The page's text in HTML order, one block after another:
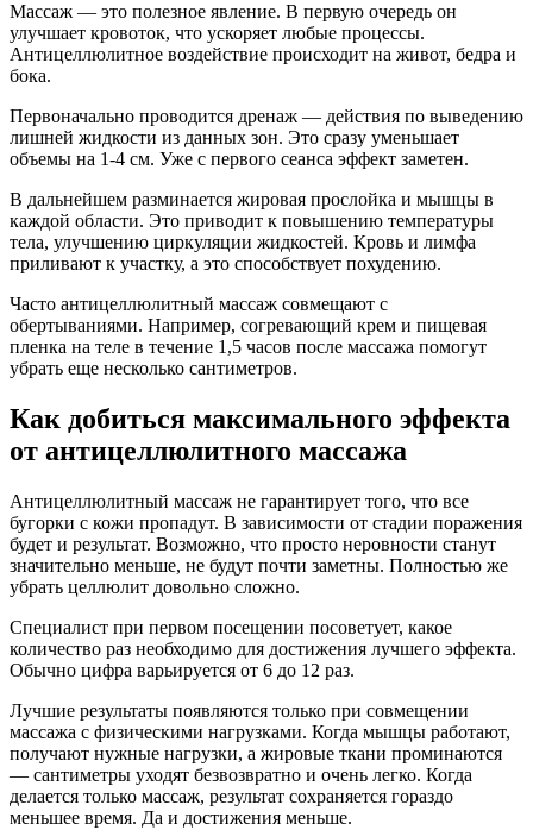
Массаж — это полезное явление. В первую очередь он
улучшает кровоток, что ускоряет любые процессы.
Антицеллюлитное воздействие происходит на живот, бедра и
бока.
Первоначально проводится дренаж — действия по выведению
лишней жидкости из данных зон. Это сразу уменьшает
объемы на 1-4 см. Уже с первого сеанса эффект заметен.
В дальнейшем разминается жировая прослойка и мышцы в
каждой области. Это приводит к повышению температуры
тела, улучшению циркуляции жидкостей. Кровь и лимфа
приливают к участку, а это способствует похудению.
Часто антицеллюлитный массаж совмещают с
обертываниями. Например, согревающий крем и пищевая
пленка на теле в течение 1,5 часов после массажа помогут
убрать еще несколько сантиметров.
Как добиться максимального эффекта
от антицеллюлитного массажа
Антицеллюлитный массаж не гарантирует того, что все
бугорки с кожи пропадут. В зависимости от стадии поражения
будет и результат. Возможно, что просто неровности станут
значительно меньше, не будут почти заметны. Полностью же
убрать целлюлит довольно сложно.
Специалист при первом посещении посоветует, какое
количество раз необходимо для достижения лучшего эффекта.
Обычно цифра варьируется от 6 до 12 раз.
Лучшие результаты появляются только при совмещении
массажа с физическими нагрузками. Когда мышцы работают,
получают нужные нагрузки, а жировые ткани проминаются
— сантиметры уходят безвозвратно и очень легко. Когда
делается только массаж, результат сохраняется гораздо
меньшее время. Да и достижения меньше.